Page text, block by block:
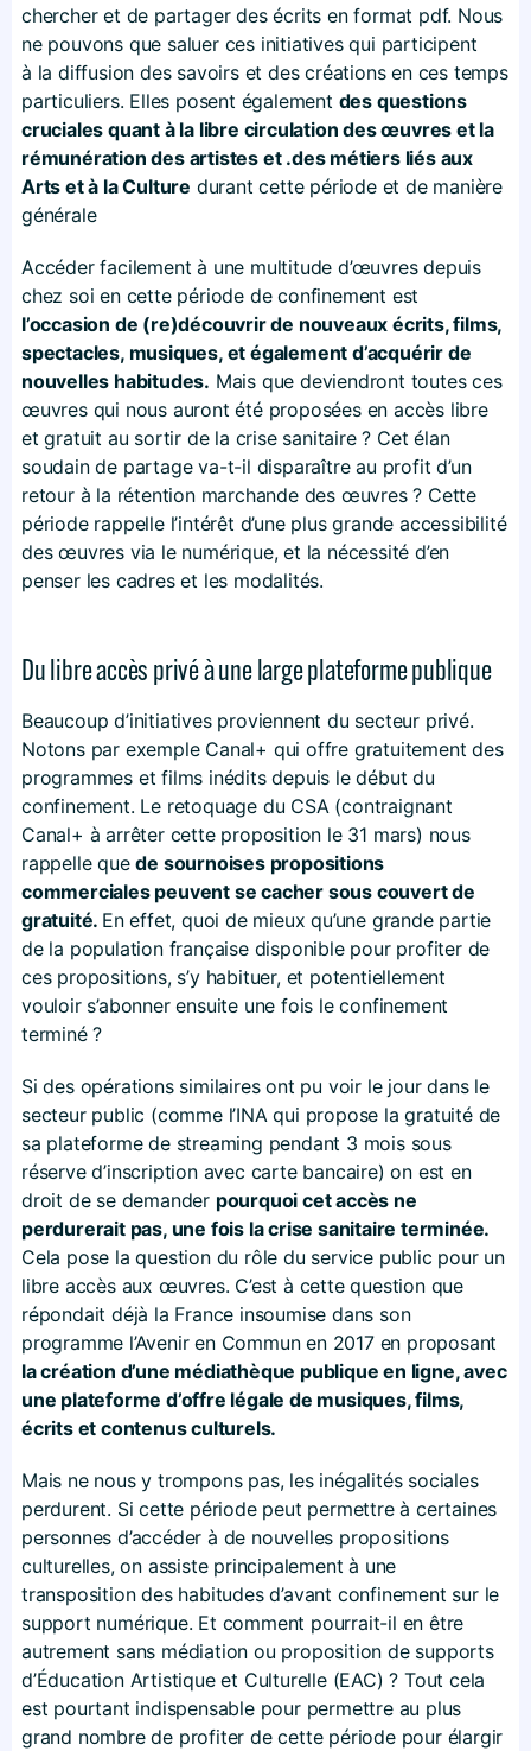
chercher et de partager des écrits en format pdf. Nous
ne pouvons que saluer ces initiatives qui participent
à la diffusion des savoirs et des créations en ces temps
particuliers. Elles posent également des questions
cruciales quant à la libre circulation des œuvres et la
rémunération des artistes et .des métiers liés aux
Arts et à la Culture durant cette période et de manière
générale
Accéder facilement à une multitude d’œuvres depuis
chez soi en cette période de confinement est
l’occasion de (re)découvrir de nouveaux écrits, films,
spectacles, musiques, et également d’acquérir de
nouvelles habitudes. Mais que deviendront toutes ces
œuvres qui nous auront été proposées en accès libre
et gratuit au sortir de la crise sanitaire ? Cet élan
soudain de partage va-t-il disparaître au profit d’un
retour à la rétention marchande des œuvres ? Cette
période rappelle l’intérêt d’une plus grande accessibilité
des œuvres via le numérique, et la nécessité d’en
penser les cadres et les modalités.
Du libre accès privé à une large plateforme publique
Beaucoup d’initiatives proviennent du secteur privé.
Notons par exemple Canal+ qui offre gratuitement des
programmes et films inédits depuis le début du
confinement. Le retoquage du CSA (contraignant
Canal+ à arrêter cette proposition le 31 mars) nous
rappelle quede sournoises propositions
commerciales peuvent se cacher sous couvert de
gratuité. En effet, quoi de mieux qu’une grande partie
de la population française disponible pour profiter de
ces propositions, s’y habituer, et potentiellement
vouloir s’abonner ensuite une fois le confinement
terminé ?
Si des opérations similaires ont pu voir le jour dans le
secteur public (comme l’INA qui propose la gratuité de
sa plateforme de streaming pendant 3 mois sous
réserve d’inscription avec carte bancaire) on est en
droit de se demander pourquoi cet accès ne
perdurerait pas, une fois la crise sanitaire terminée.
Cela pose la question du rôle du service public pour un
libre accès aux œuvres. C’est à cette question que
répondait déjà la France insoumise dans son
programme l’Avenir en Commun en 2017 en proposant
la création d’une médiathèque publique en ligne, avec
une plateforme d’offre légale de musiques, films,
écrits et contenus culturels.
Mais ne nous y trompons pas, les inégalités sociales
perdurent. Si cette période peut permettre à certaines
personnes d’accéder à de nouvelles propositions
culturelles, on assiste principalement à une
transposition des habitudes d’avant confinement sur le
support numérique. Et comment pourrait-il en être
autrement sans médiation ou proposition de supports
d’Éducation Artistique et Culturelle (EAC) ? Tout cela
est pourtant indispensable pour permettre au plus
grand nombre de profiter de cette période pour élargir